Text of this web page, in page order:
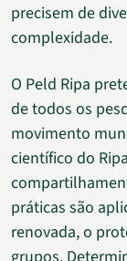
precisem de
complexidade.
O Peld Ripa
de todos os
movimento
científico do
práticas são
renovada, o